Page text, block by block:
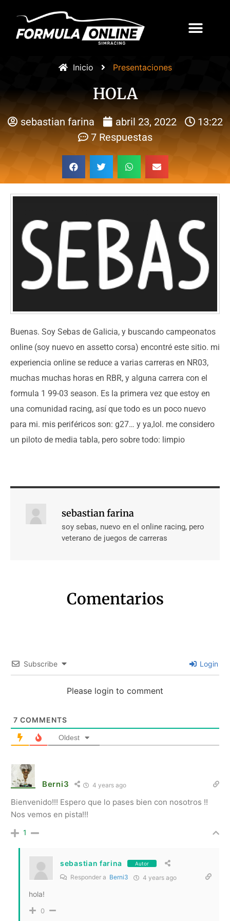
Inicio Presentaciones
HOLA
sebastian farina abril 23, 2022
13:22
7 Respuestas
Buenas. Soy Sebas de Galicia, y buscando campeonatos
online (soy nuevo en assetto corsa) encontré este sitio. mi
experiencia online se reduce a varias carreras en NR03,
muchas muchas horas en RBR, y alguna carrera con el
formula 1 99-03 season. Es la primera vez que estoy en
una comunidad racing, así que todo es un poco nuevo
para mi. mis periféricos son: g27… y ya,lol. me considero
un piloto de media tabla, pero sobre todo: limpio
sebastian farina
soy sebas, nuevo en el online racing, pero
veterano de juegos de carreras
Comentarios
Subscribe Login
Please login to comment
7 COMMENTS
Oldest
Berni3 4 years ago
Bienvenido!!! Espero que lo pases bien con nosotros !!
Nos vemos en pista!!!
1
sebastian farina Autor
Responder a Berni3 4 years ago
hola!
0